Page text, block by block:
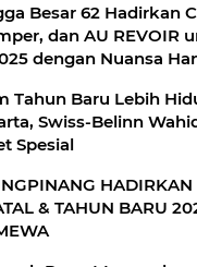
Besar 62 Hadirkan
dan AU REVOIR
dengan Nuansa
Tahun Baru Lebih
Swiss-Belinn
Spesial
& TAHUN BARU